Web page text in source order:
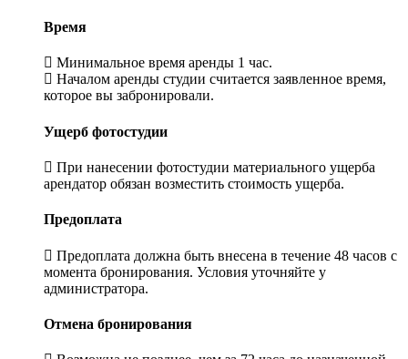
Время
Минимальное время аренды 1 час.
Началом аренды студии считается заявленное время,
которое вы забронировали.
Ущерб фотостудии
При нанесении фотостудии материального ущерба
арендатор обязан возместить стоимость ущерба.
Предоплата
Предоплата должна быть внесена в течение 48 часов с
момента бронирования. Условия уточняйте у
администратора.
Отмена бронирования